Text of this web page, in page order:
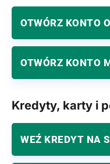
OTWÓRZ KONTO
OTWÓRZ KONTO
Kredyty, karty i
WEŹ KREDYT NA